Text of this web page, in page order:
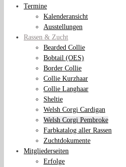
Termine
Kalenderansicht
Ausstellungen
Rassen & Zucht
Bearded Collie
Bobtail (OES)
Border Collie
Collie Kurzhaar
Collie Langhaar
Sheltie
Welsh Corgi Cardigan
Welsh Corgi Pembroke
Farbkatalog aller Rassen
Zuchtdokumente
Mitgliederseiten
Erfolge